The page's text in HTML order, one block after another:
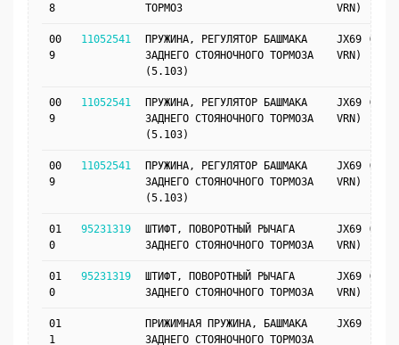
8
ТОРМОЗ
VRN)
00
9
11052541
ПРУЖИНА, РЕГУЛЯТОР БАШМАКА
ЗАДНЕГО СТОЯНОЧНОГО ТОРМОЗА
(5.103)
JX69 (J41,
VRN)
00
9
11052541
ПРУЖИНА, РЕГУЛЯТОР БАШМАКА
ЗАДНЕГО СТОЯНОЧНОГО ТОРМОЗА
(5.103)
JX69 (J41,
VRN)
00
9
11052541
ПРУЖИНА, РЕГУЛЯТОР БАШМАКА
ЗАДНЕГО СТОЯНОЧНОГО ТОРМОЗА
(5.103)
JX69 (JM4,
VRN)
01
0
95231319
ШТИФТ, ПОВОРОТНЫЙ РЫЧАГА
ЗАДНЕГО СТОЯНОЧНОГО ТОРМОЗА
JX69 (J41,
VRN)
01
0
95231319
ШТИФТ, ПОВОРОТНЫЙ РЫЧАГА
ЗАДНЕГО СТОЯНОЧНОГО ТОРМОЗА
JX69 (JM4,
VRN)
01
1
ПРИЖИМНАЯ ПРУЖИНА, БАШМАКА
ЗАДНЕГО СТОЯНОЧНОГО ТОРМОЗА
JX69